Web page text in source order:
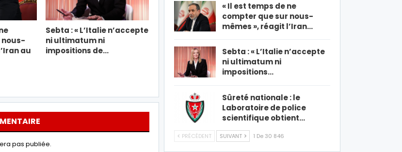
nous-
au
Sebta : « L’Italie n’accepte
ni ultimatum ni
impositions de…
pas publiée.
« Il est temps de ne
compter que sur nous-
mêmes », réagit l’Iran…
Sebta : « L’Italie n’accepte
ni ultimatum ni
impositions…
Sûreté nationale : le
Laboratoire de police
scientifique obtient…
PRÉCÉDENT SUIVANT 1 De 30 846